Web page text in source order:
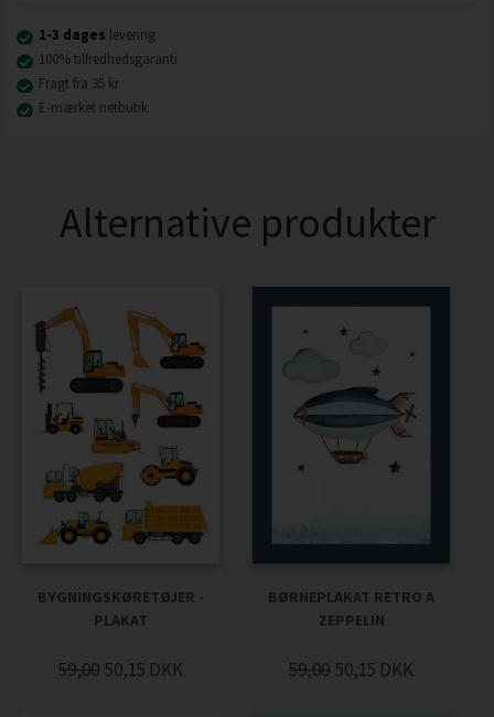
1-3 dages levering
100% tilfredhedsgaranti
Fragt fra 35 kr
E-mærket netbutik
Alternative produkter
BYGNINGSKØRETØJER -
PLAKAT
59,00 50,15 DKK
BØRNEPLAKAT RETRO A
ZEPPELIN
59,00 50,15 DKK